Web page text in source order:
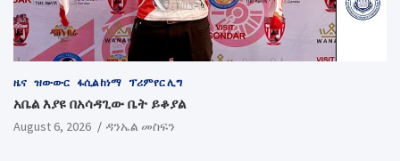
ዜና ዝውውር ፋሲል ከነማ ፕሪምየር ሊግ
አቤል እያዩ በአሳዳጊው ቤት ይቆያል
August 6, 2026 ዳንኤል መስፍን